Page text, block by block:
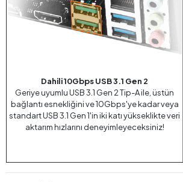
Dahili 10Gbps USB 3.1 Gen 2
Geriye uyumlu USB 3.1 Gen 2 Tip-A ile, üstün
bağlantı esnekliğini ve 10Gbps'ye kadar veya
standart USB 3.1 Gen 1'in iki katı yükseklikte veri
aktarım hızlarını deneyimleyeceksiniz!